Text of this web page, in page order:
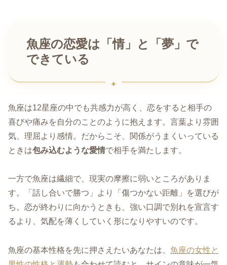
魚座の恋愛は「情」と「夢」で
できている
魚座は12星座の中でも共感力が高く、恋をすると相手の
喜びや痛みを自分のことのように抱えます。言葉より雰囲
気、理屈より感情。だからこそ、関係がうまくいっている
ときは包み込むような愛情で相手を満たします。
一方で魚座は繊細で、現実の摩擦に弱いところがありま
す。「話し合いで勝つ」より「傷つかない距離」を選びが
ち。恋が終わりに向かうときも、強い口調で別れを宣言す
るより、気配を薄くしていく形になりやすいのです。
魚座の基本性格を先に押さえたいあなたは、 魚座の女性と